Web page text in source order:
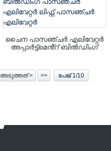
ചൈന പാസഞ്ചർ എലിവേറ്റർ
അപ്പാർട്ട്മെൻ്റ് ബിൽഡിംഗ്
അടുത്തത് > >> പേജ് 1/10